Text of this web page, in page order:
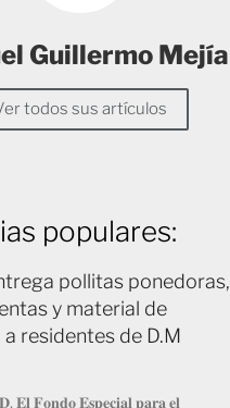
Guillermo Mejía
todos sus artículos
populares:
pollitas ponedoras,
y material de
residentes de D.M
𝐄𝐥 𝐅𝐨𝐧𝐝𝐨 𝐄𝐬𝐩𝐞𝐜𝐢𝐚𝐥 𝐩𝐚𝐫𝐚 𝐞𝐥